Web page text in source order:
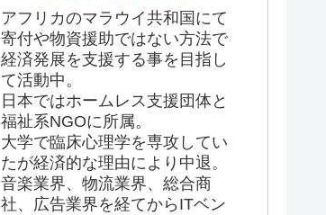
アフリカのマラウイ共和国にて
寄付や物資援助ではない方法で
経済発展を支援する事を目指し
て活動中。
日本ではホームレス支援団体と
福祉系NGOに所属。
大学で臨床心理学を専攻してい
たが経済的な理由により中退。
音楽業界、物流業界、総合商
社、広告業界を経てからITベン